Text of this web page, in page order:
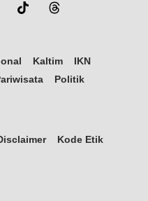
Kaltim
IKN
Politik
Kode Etik